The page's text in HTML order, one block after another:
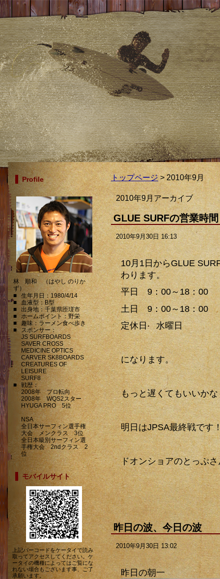
トップページ> 2010年9月
2010年9月アーカイブ
GLUE SURFの営業時間
2010年9月30日 16:13
10月1日からGLUE
わります。
平日 9：00～18：00
土日 9：00～18：00
定休日 水曜日
になります。
もっと遅くてもいいか
明日はJPSA最終戦です
ドオンショアのとっぷ
昨日の波、今日の波
2010年9月30日 13:02
昨日の朝一
Profile
林 順和 （はやし のりか
ず）
■
生年月日：1980/4/14
■
血液型：B型
■
出身地：千葉県匝瑳市
■
ホームポイント：野栄
■
趣味：ラーメン食べ歩き
■
スポンサー：
JS SURFBOARDS
SAVER CROSS
MEDICINE OPTICS
CARVER SK8BOARDS
CREATURES OF
LEISURE
SURF8
■
戦歴：
2008年 プロ転向
2008年 WQS2スター
HYUGA PRO 5位
NSA
全日本サーフィン選手権
大会 メンクラス 3位
全日本級別サーフィン選
手権大会 2ndクラス 2
位
モバイルサイト
上記バーコードをケータイで読み
取ってアクセスしてください。ケ
ータイの機種によってはご覧にな
れない場合もございます事、ご了
承願います。